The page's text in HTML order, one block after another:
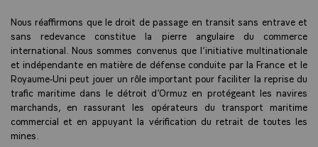
Nous réaffirmons que le droit de passage en transit sans entrave et
sans redevance constitue la pierre angulaire du commerce
international. Nous sommes convenus que l’initiative multinationale
et indépendante en matière de défense conduite par la France et le
Royaume-Uni peut jouer un rôle important pour faciliter la reprise du
trafic maritime dans le détroit d’Ormuz en protégeant les navires
marchands, en rassurant les opérateurs du transport maritime
commercial et en appuyant la vérification du retrait de toutes les
mines.